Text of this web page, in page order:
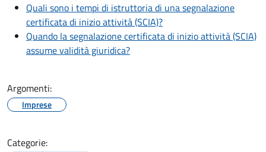
Quali sono i tempi di istruttoria di una segnalazione
certificata di inizio attività (SCIA)?
Quando la segnalazione certificata di inizio attività (SCIA)
assume validità giuridica?
Argomenti:
Imprese
Categorie: